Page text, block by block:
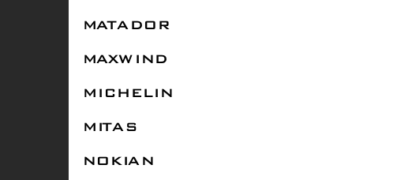
MATADOR
MAXWIND
MICHELIN
MITAS
NOKIAN